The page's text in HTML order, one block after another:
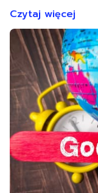
chcą kupować,
uniemożliwia? W
wynikiem
domysłów.
Czytaj więcej